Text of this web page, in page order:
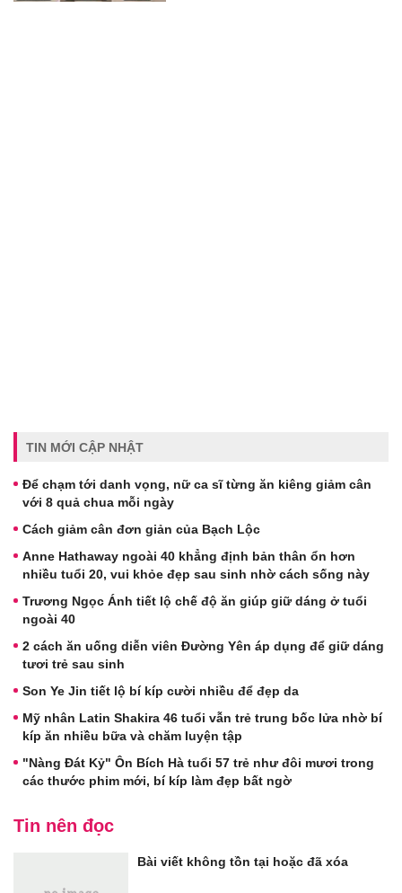
TIN MỚI CẬP NHẬT
Để chạm tới danh vọng, nữ ca sĩ từng ăn kiêng giảm cân
với 8 quả chua mỗi ngày
Cách giảm cân đơn giản của Bạch Lộc
Anne Hathaway ngoài 40 khẳng định bản thân ổn hơn
nhiều tuổi 20, vui khỏe đẹp sau sinh nhờ cách sống này
Trương Ngọc Ánh tiết lộ chế độ ăn giúp giữ dáng ở tuổi
ngoài 40
2 cách ăn uống diễn viên Đường Yên áp dụng để giữ dáng
tươi trẻ sau sinh
Son Ye Jin tiết lộ bí kíp cười nhiều để đẹp da
Mỹ nhân Latin Shakira 46 tuổi vẫn trẻ trung bốc lửa nhờ bí
kíp ăn nhiều bữa và chăm luyện tập
"Nàng Đát Kỷ" Ôn Bích Hà tuổi 57 trẻ như đôi mươi trong
các thước phim mới, bí kíp làm đẹp bất ngờ
Tin nên đọc
Bài viết không tồn tại hoặc đã xóa